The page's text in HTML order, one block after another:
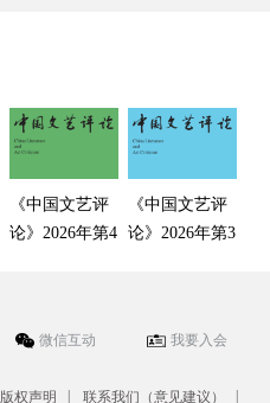
《中国文艺评
论》2026年第4
《中国文艺评
论》2026年第3
微信互动 我要入会
版权声明 | 联系我们（意见建议） |